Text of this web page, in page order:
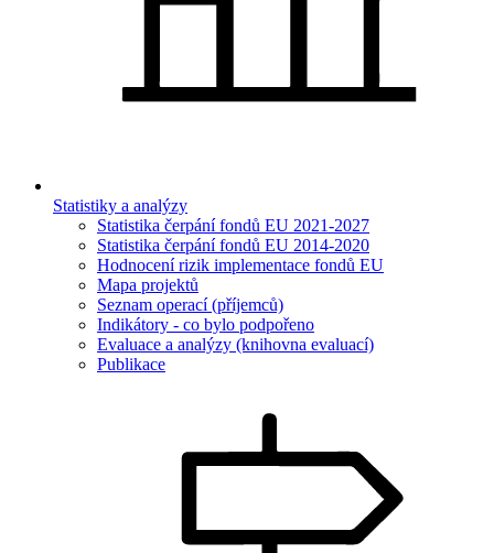
Statistiky a analýzy
Statistika čerpání fondů EU 2021-2027
Statistika čerpání fondů EU 2014-2020
Hodnocení rizik implementace fondů EU
Mapa projektů
Seznam operací (příjemců)
Indikátory - co bylo podpořeno
Evaluace a analýzy (knihovna evaluací)
Publikace